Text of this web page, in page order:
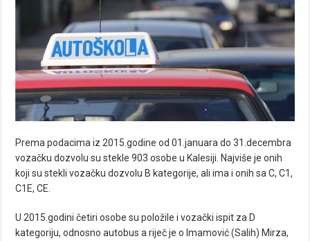
Prema podacima iz 2015.godine od 01.januara do 31.decembra
vozačku dozvolu su stekle 903 osobe u Kalesiji. Najviše je onih
koji su stekli vozačku dozvolu B kategorije, ali ima i onih sa C, C1,
C1E, CE.
U 2015.godini četiri osobe su položile i vozački ispit za D
kategoriju, odnosno autobus a riječ je o Imamović (Salih) Mirza,